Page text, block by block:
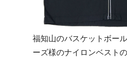
福知山のバスケットボー
ーズ様のナイロンベスト